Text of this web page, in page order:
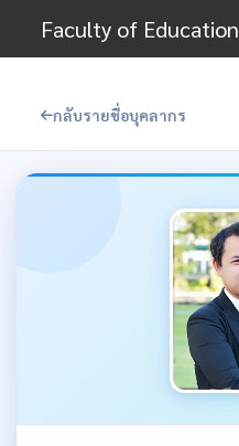
Faculty of Education
กลับรายชื่อบุคลากร